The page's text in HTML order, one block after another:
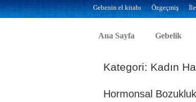
Gebenin el kitabı Özgeçmiş
Ana Sayfa Gebelik
Kategori: Kadın
Hormonsal